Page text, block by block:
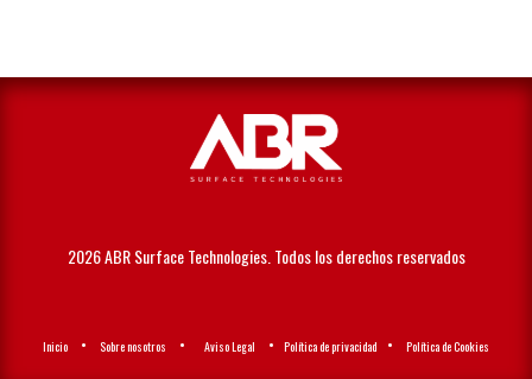
2026 ABR Surface Technologies. Todos los derechos reservados
Inicio • Sobre nosotros • Aviso Legal • Política de privacidad • Política de Cookies